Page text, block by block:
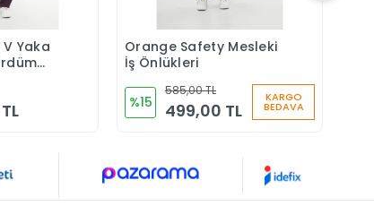
Ekle
Yaka
Sepete Ekle
Orange Safety Mesleki
İş Önlükleri
%15
585,00 TL
499,00 TL
KARGO
BEDAVA